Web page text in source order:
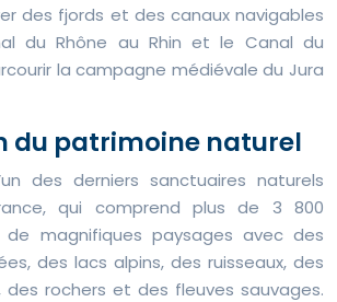
des fjords et des canaux navigables
du Rhône au Rhin et le Canal du
la campagne médiévale du Jura
du patrimoine naturel
des derniers sanctuaires naturels
qui comprend plus de 3 800
de magnifiques paysages avec des
des lacs alpins, des ruisseaux, des
des rochers et des fleuves sauvages.